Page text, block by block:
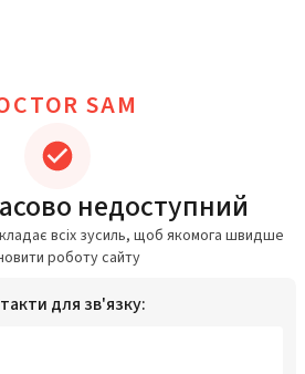
SAM
недоступний
всіх зусиль, щоб якомога швидше
роботу сайту
для зв'язку: